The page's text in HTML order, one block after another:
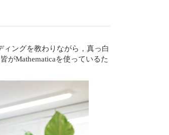
ングを教わりながら，真っ白
がMathematicaを使っているた